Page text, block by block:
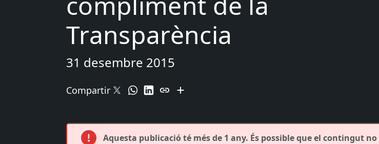
Transparència
31 desembre 2015
Compartir
Aquesta publicació té més de 1 any. És possible que el contingut